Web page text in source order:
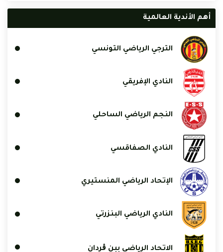
أهم الأندية العالمية
الترجي الرياضي التونسي
النادي الإفريقي
النجم الرياضي الساحلي
النادي الصفاقسي
الإتحاد الرياضي المنستيري
النادي الرياضي البنزرتي
الاتحاد الرياضي ببن ڨردان